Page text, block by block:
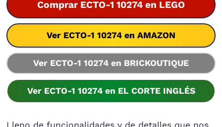
Comprar ECTO-1 10274 en LEGO
Ver ECTO-1 10274 en AMAZON
Ver ECTO-1 10274 en BRICKOUTIQUE
Ver ECTO-1 10274 en EL CORTE INGLÉS